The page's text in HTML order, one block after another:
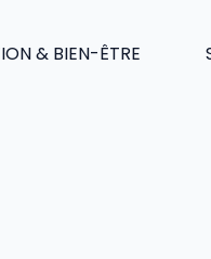
& BIEN-ÊTRE